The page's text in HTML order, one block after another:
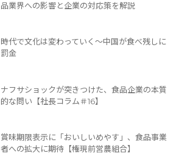
品業界への影響と企業の対応策を解説
時代で文化は変わっていく～中国が食べ残しに
罰金
ナフサショックが突きつけた、食品企業の本質
的な問い【社長コラム＃16】
賞味期限表示に「おいしいめやす」、食品事業
者への拡大に期待【権現前営農組合】